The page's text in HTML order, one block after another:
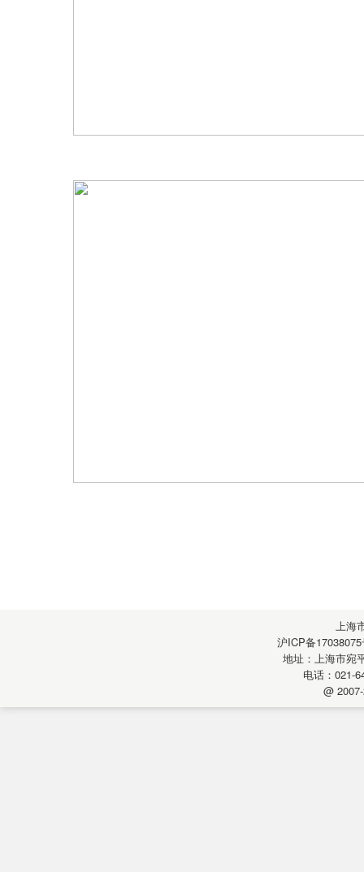
上海
沪ICP备
地址：上海市宛
电话：021-
@